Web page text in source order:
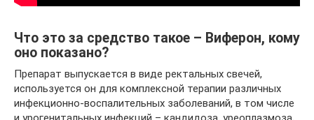
Что это за средство такое – Виферон, кому
оно показано?
Препарат выпускается в виде ректальных свечей,
используется он для комплексной терапии различных
инфекционно-воспалительных заболеваний, в том числе